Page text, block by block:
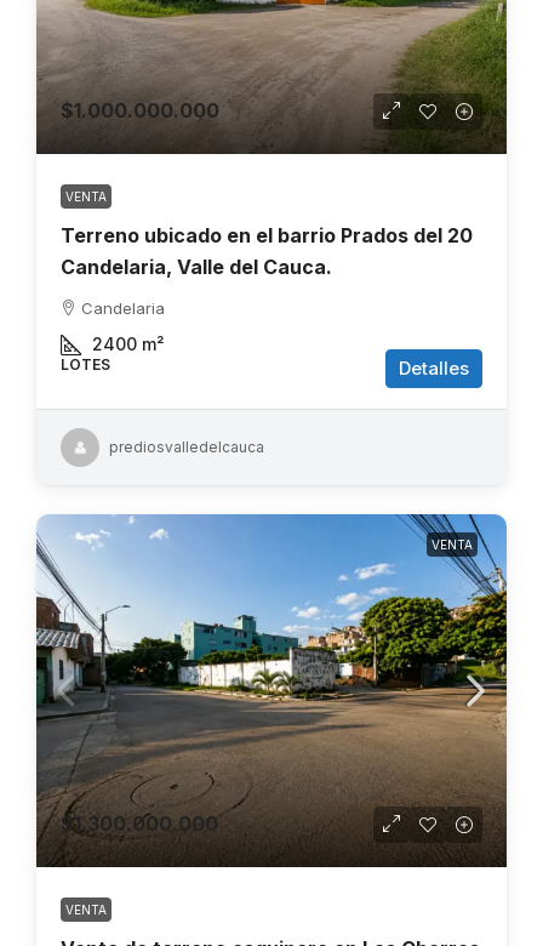
$1.000.000.000
VENTA
Terreno ubicado en el barrio Prados del 20
Candelaria, Valle del Cauca.
Candelaria
2400 m²
LOTES Detalles
prediosvalledelcauca
VENTA
$1.300.000.000
VENTA